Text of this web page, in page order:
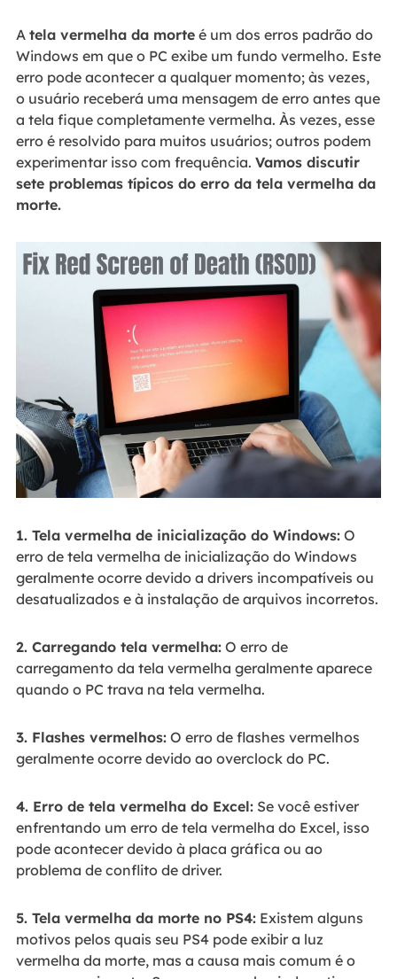
A tela vermelha da morteé um dos erros padrão do
Windows em que o PC exibe um fundo vermelho. Este
erro pode acontecer a qualquer momento; às vezes,
o usuário receberá uma mensagem de erro antes que
a tela fique completamente vermelha. Às vezes, esse
erro é resolvido para muitos usuários; outros podem
experimentar isso com frequência. Vamos discutir
sete problemas típicos do erro da tela vermelha da
morte.
1. Tela vermelha de inicialização do Windows:O
erro de tela vermelha de inicialização do Windows
geralmente ocorre devido a drivers incompatíveis ou
desatualizados e à instalação de arquivos incorretos.
2. Carregando tela vermelha:O erro de
carregamento da tela vermelha geralmente aparece
quando o PC trava na tela vermelha.
3. Flashes vermelhos:O erro de flashes vermelhos
geralmente ocorre devido ao overclock do PC.
4. Erro de tela vermelha do Excel:Se você estiver
enfrentando um erro de tela vermelha do Excel, isso
pode acontecer devido à placa gráfica ou ao
problema de conflito de driver.
5. Tela vermelha da morte no PS4:Existem alguns
motivos pelos quais seu PS4 pode exibir a luz
vermelha da morte, mas a causa mais comum é o